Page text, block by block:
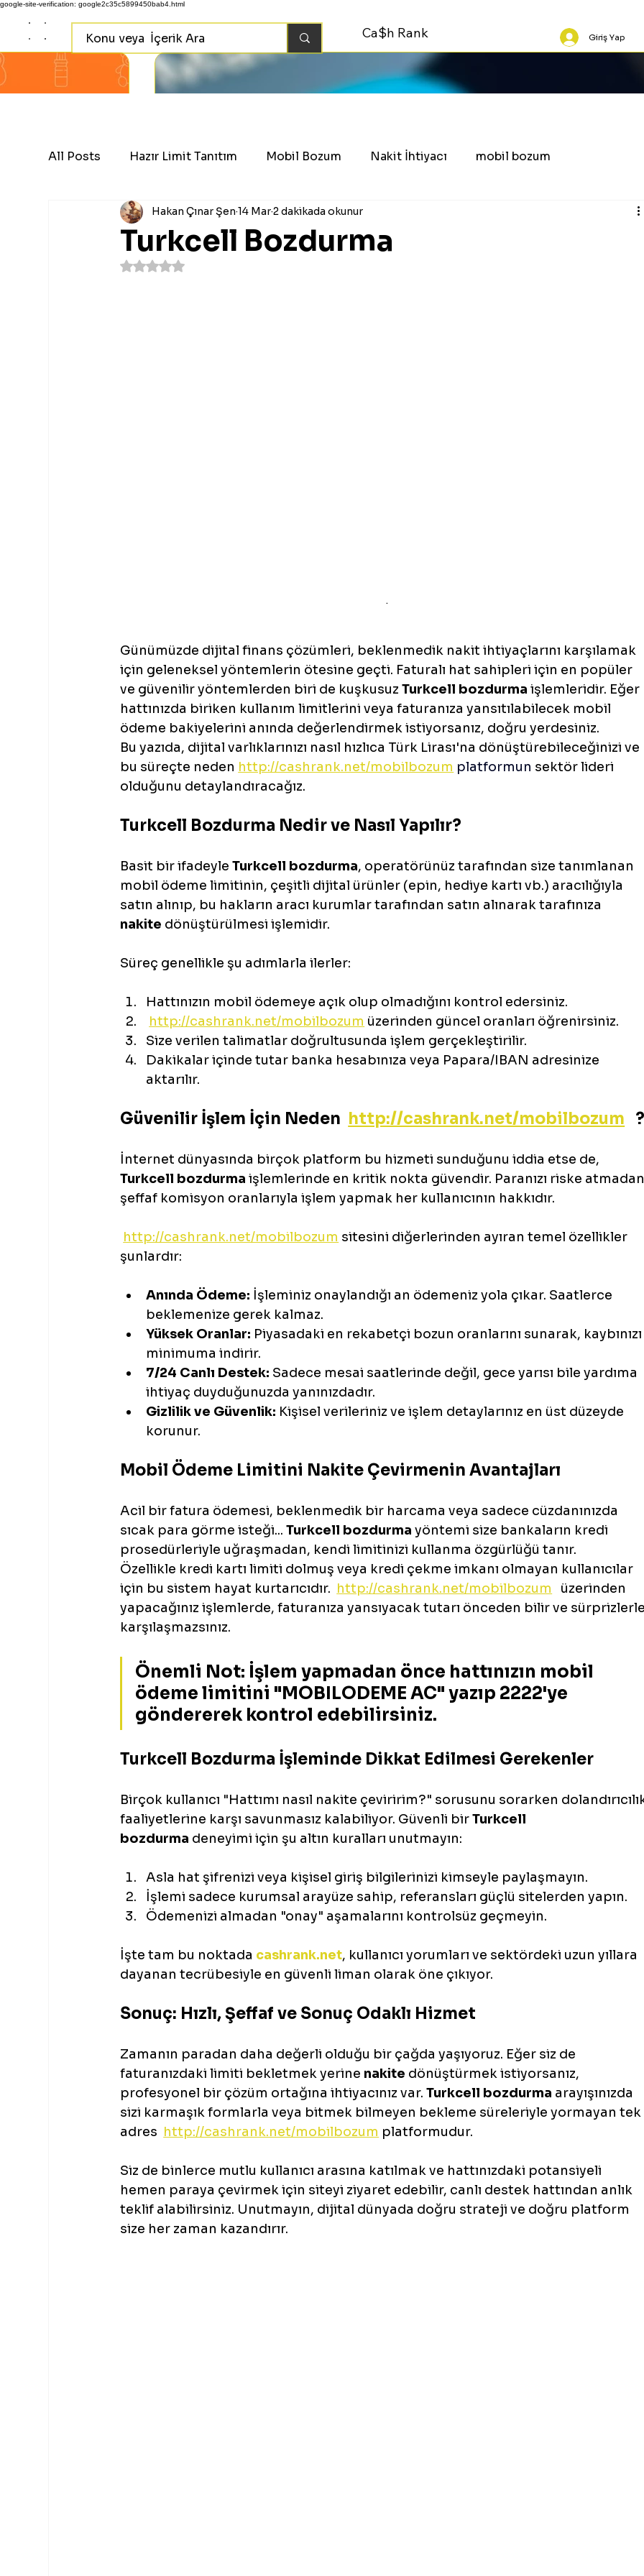
google-site-verification: google2c35c5899450bab4.html
Ca$h Rank Giriş Yap
All Posts Hazır Limit Tanıtım Mobil Bozum Nakit İhtiyacı mobil bozum
Turkcell Bozdurma
Hakan Çınar Şen14 Mar2 dakikada okunur
5 üzerinden NaN yıldız
.
Günümüzde dijital finans çözümleri, beklenmedik nakit ihtiyaçlarını karşılamak
için geleneksel yöntemlerin ötesine geçti. Faturalı hat sahipleri için en popüler
ve güvenilir yöntemlerden biri de kuşkusuz Turkcell bozdurma işlemleridir. Eğer
hattınızda biriken kullanım limitlerini veya faturanıza yansıtılabilecek mobil
ödeme bakiyelerini anında değerlendirmek istiyorsanız, doğru yerdesiniz.
Bu yazıda, dijital varlıklarınızı nasıl hızlıca Türk Lirası'na dönüştürebileceğinizi ve
bu süreçte neden http://cashrank.net/mobilbozum platformun sektör lideri
olduğunu detaylandıracağız.
Turkcell Bozdurma Nedir ve Nasıl Yapılır?
Basit bir ifadeyle Turkcell bozdurma, operatörünüz tarafından size tanımlanan
mobil ödeme limitinin, çeşitli dijital ürünler (epin, hediye kartı vb.) aracılığıyla
satın alınıp, bu hakların aracı kurumlar tarafından satın alınarak tarafınıza
nakite dönüştürülmesi işlemidir.
Süreç genellikle şu adımlarla ilerler:
Hattınızın mobil ödemeye açık olup olmadığını kontrol edersiniz.
http://cashrank.net/mobilbozum üzerinden güncel oranları öğrenirsiniz.
Size verilen talimatlar doğrultusunda işlem gerçekleştirilir.
Dakikalar içinde tutar banka hesabınıza veya Papara/IBAN adresinize
aktarılır.
Güvenilir İşlem İçin Neden http://cashrank.net/mobilbozum
İnternet dünyasında birçok platform bu hizmeti sunduğunu iddia etse de,
Turkcell bozdurma işlemlerinde en kritik nokta güvendir. Paranızı riske
şeffaf komisyon oranlarıyla işlem yapmak her kullanıcının hakkıdır.
http://cashrank.net/mobilbozum sitesini diğerlerinden ayıran temel özellikler
şunlardır:
Anında Ödeme: İşleminiz onaylandığı an ödemeniz yola çıkar. Saatlerce
beklemenize gerek kalmaz.
Yüksek Oranlar: Piyasadaki en rekabetçi bozun oranlarını sunarak,
minimuma indirir.
7/24 Canlı Destek: Sadece mesai saatlerinde değil, gece yarısı bile yardıma
ihtiyaç duyduğunuzda yanınızdadır.
Gizlilik ve Güvenlik: Kişisel verileriniz ve işlem detaylarınız en üst düzeyde
korunur.
Mobil Ödeme Limitini Nakite Çevirmenin Avantajları
Acil bir fatura ödemesi, beklenmedik bir harcama veya sadece cüzdanınızda
sıcak para görme isteği... Turkcell bozdurma yöntemi size bankaların kredi
prosedürleriyle uğraşmadan, kendi limitinizi kullanma özgürlüğü tanır.
Özellikle kredi kartı limiti dolmuş veya kredi çekme imkanı olmayan kullanıcılar
için bu sistem hayat kurtarıcıdır. http://cashrank.net/mobilbozum
   üzerinden
yapacağınız işlemlerde, faturanıza yansıyacak tutarı önceden bilir ve
karşılaşmazsınız.
Önemli Not: İşlem yapmadan önce hattınızın mobil
ödeme limitini "MOBILODEME AC" yazıp 2222'ye
göndererek kontrol edebilirsiniz.
Turkcell Bozdurma İşleminde Dikkat Edilmesi Gerekenler
Birçok kullanıcı "Hattımı nasıl nakite çeviririm?" sorusunu sorarken
faaliyetlerine karşı savunmasız kalabiliyor. Güvenli bir Turkcell
bozdurma deneyimi için şu altın kuralları unutmayın:
Asla hat şifrenizi veya kişisel giriş bilgilerinizi kimseyle paylaşmayın.
İşlemi sadece kurumsal arayüze sahip, referansları güçlü sitelerden yapın.
Ödemenizi almadan "onay" aşamalarını kontrolsüz geçmeyin.
İşte tam bu noktada cashrank.net, kullanıcı yorumları ve sektördeki uzun yıllara
dayanan tecrübesiyle en güvenli liman olarak öne çıkıyor.
Sonuç: Hızlı, Şeffaf ve Sonuç Odaklı Hizmet
Zamanın paradan daha değerli olduğu bir çağda yaşıyoruz. Eğer siz de
faturanızdaki limiti bekletmek yerine nakite dönüştürmek istiyorsanız,
profesyonel bir çözüm ortağına ihtiyacınız var. Turkcell bozdurma arayışınızda
sizi karmaşık formlarla veya bitmek bilmeyen bekleme süreleriyle yormayan tek
adres http://cashrank.net/mobilbozum platformudur.
Siz de binlerce mutlu kullanıcı arasına katılmak ve hattınızdaki potansiyeli
hemen paraya çevirmek için siteyi ziyaret edebilir, canlı destek hattından anlık
teklif alabilirsiniz. Unutmayın, dijital dünyada doğru strateji ve doğru platform
size her zaman kazandırır.